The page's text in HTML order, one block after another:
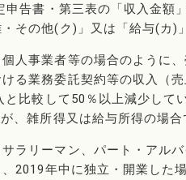
告書・第三表の「収入金額
その他(ク)」又は「給与(カ)
人事業者等の場合のように
る業務委託契約等の収入（
比較して50％以上減少して
、雑所得又は給与所得の場
ラリーマン、パート・アル
2019年中に独立・開業した